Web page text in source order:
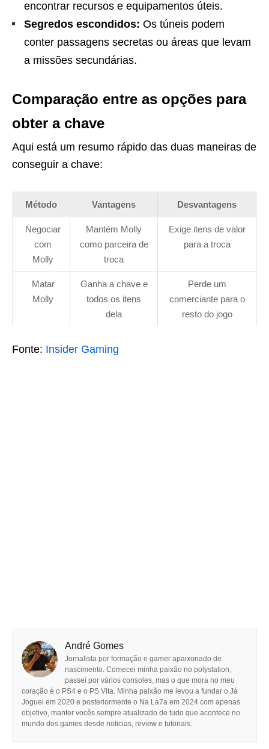
encontrar recursos e equipamentos úteis.
Segredos escondidos: Os túneis podem
conter passagens secretas ou áreas que levam
a missões secundárias.
Comparação entre as opções para
obter a chave
Aqui está um resumo rápido das duas maneiras de
conseguir a chave:
Método Vantagens Desvantagens
Negociar
com
Molly
Mantém Molly
como parceira de
troca
Exige itens de valor
para a troca
Matar
Molly
Ganha a chave e
todos os itens
dela
Perde um
comerciante para o
resto do jogo
Fonte: Insider Gaming
André Gomes
Jornalista por formação e gamer apaixonado de
nascimento. Comecei minha paixão no polystation,
passei por vários consoles, mas o que mora no meu
coração é o PS4 e o PS Vita. Minha paixão me levou a fundar o Já
Joguei em 2020 e posteriormente o Na La7a em 2024 com apenas
objetivo, manter vocês sempre atualizado de tudo que acontece no
mundo dos games desde noticias, review e tutoriais.